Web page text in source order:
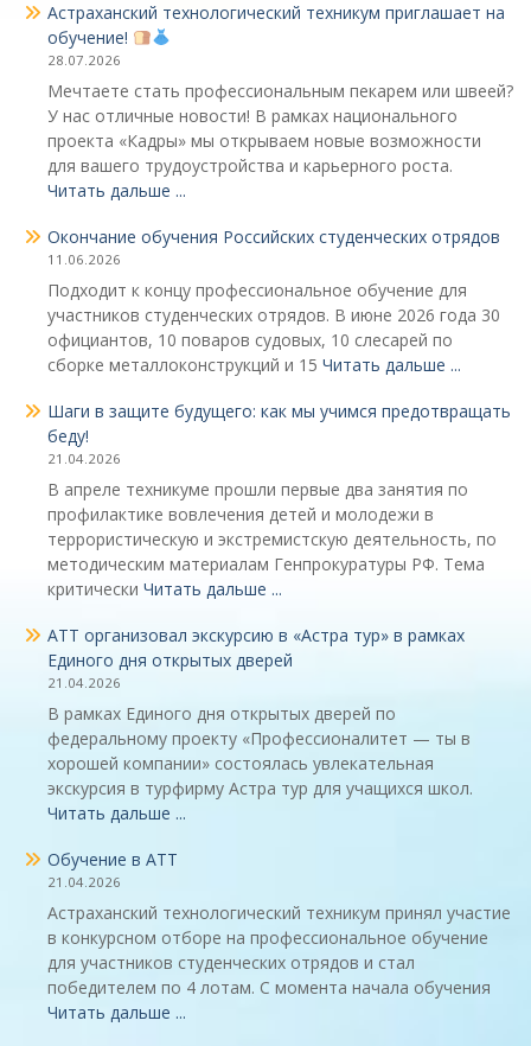
Астраханский технологический техникум приглашает на
обучение!
28.07.2026
Мечтаете стать профессиональным пекарем или швеей?
У нас отличные новости! В рамках национального
проекта «Кадры» мы открываем новые возможности
для вашего трудоустройства и карьерного роста.
Читать дальше ...
Окончание обучения Российских студенческих отрядов
11.06.2026
Подходит к концу профессиональное обучение для
участников студенческих отрядов. В июне 2026 года 30
официантов, 10 поваров судовых, 10 слесарей по
сборке металлоконструкций и 15 Читать дальше ...
Шаги в защите будущего: как мы учимся предотвращать
беду!
21.04.2026
В апреле техникуме прошли первые два занятия по
профилактике вовлечения детей и молодежи в
террористическую и экстремистскую деятельность, по
методическим материалам Генпрокуратуры РФ. Тема
критически Читать дальше ...
АТТ организовал экскурсию в «Астра тур» в рамках
Единого дня открытых дверей
21.04.2026
В рамках Единого дня открытых дверей по
федеральному проекту «Профессионалитет — ты в
хорошей компании» состоялась увлекательная
экскурсия в турфирму Астра тур для учащихся школ.
Читать дальше ...
Обучение в АТТ
21.04.2026
Астраханский технологический техникум принял участие
в конкурсном отборе на профессиональное обучение
для участников студенческих отрядов и стал
победителем по 4 лотам. С момента начала обучения
Читать дальше ...